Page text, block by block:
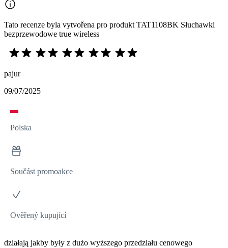
Tato recenze byla vytvořena pro produkt TAT1108BK Słuchawki
bezprzewodowe true wireless
pajur
09/07/2025
Polska
Součást promoakce
Ověřený kupující
działają jakby były z dużo wyższego przedziału cenowego